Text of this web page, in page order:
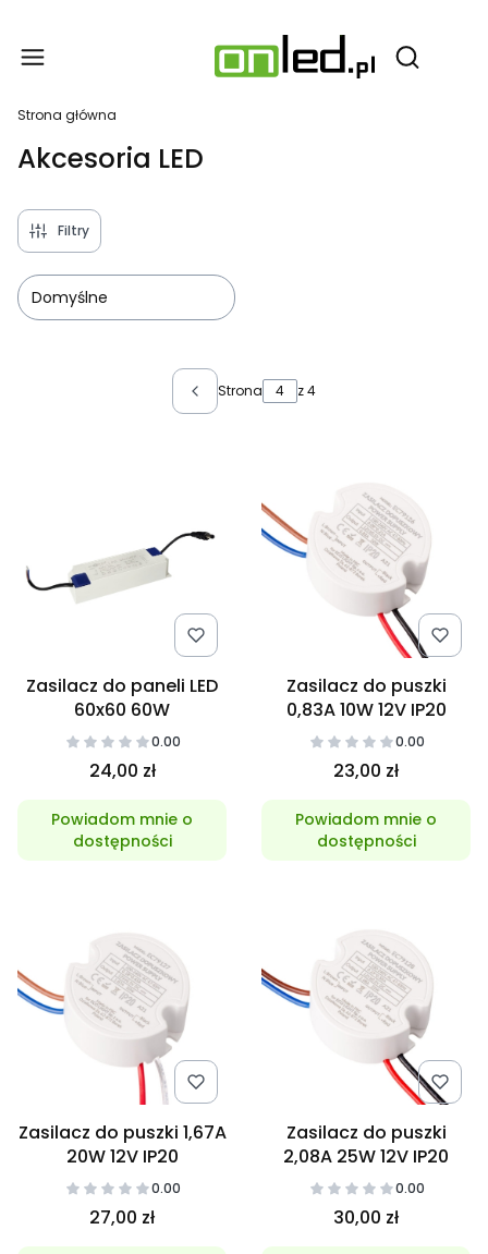
Otwórz
Strona główna
Akcesoria LED
Filtry
Domyślne
Strona z 4
Zasilacz do paneli LED
60x60 60W
0.00
24,00 zł
Powiadom mnie o
dostępności
Zasilacz do puszki
0,83A 10W 12V IP20
0.00
23,00 zł
Powiadom mnie o
dostępności
Zasilacz do puszki 1,67A
20W 12V IP20
0.00
27,00 zł
Zasilacz do puszki
2,08A 25W 12V IP20
0.00
30,00 zł